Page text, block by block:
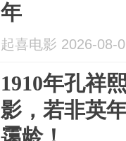
年
起喜电影 2026-08-
1910年孔祥
影，若非英